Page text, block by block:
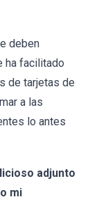
deben
ha facilitado
de tarjetas de
a las
lo antes
adjunto
mi